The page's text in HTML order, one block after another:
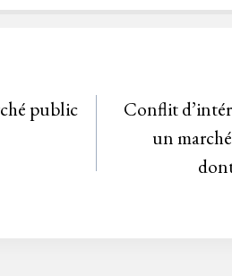
public
Conflit
un